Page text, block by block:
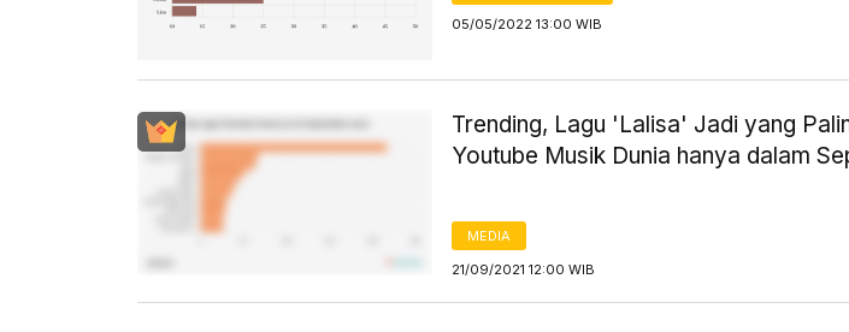
05/05/2022 13:00 WIB
Trending, Lagu 'Lalisa' Jadi yang
Youtube Musik Dunia hanya dalam
MEDIA
21/09/2021 12:00 WIB